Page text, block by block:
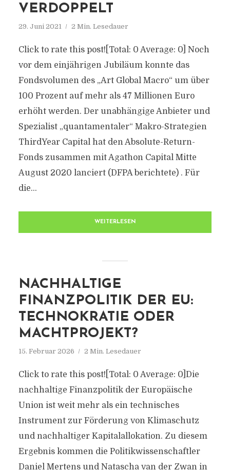
VERDOPPELT
29. Juni 2021 2 Min. Lesedauer
Click to rate this post![Total: 0 Average: 0] Noch
vor dem einjährigen Jubiläum konnte das
Fondsvolumen des „Art Global Macro“ um über
100 Prozent auf mehr als 47 Millionen Euro
erhöht werden. Der unabhängige Anbieter und
Spezialist „quantamentaler“ Makro-Strategien
ThirdYear Capital hat den Absolute-Return-
Fonds zusammen mit Agathon Capital Mitte
August 2020 lanciert (DFPA berichtete) . Für
die...
WEITERLESEN
NACHHALTIGE
FINANZPOLITIK DER EU:
TECHNOKRATIE ODER
MACHTPROJEKT?
15. Februar 2026 2 Min. Lesedauer
Click to rate this post![Total: 0 Average: 0]Die
nachhaltige Finanzpolitik der Europäische
Union ist weit mehr als ein technisches
Instrument zur Förderung von Klimaschutz
und nachhaltiger Kapitalallokation. Zu diesem
Ergebnis kommen die Politikwissenschaftler
Daniel Mertens und Natascha van der Zwan in